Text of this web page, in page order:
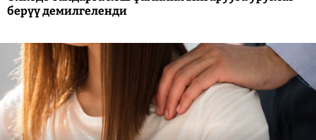
берүү демилгеленди